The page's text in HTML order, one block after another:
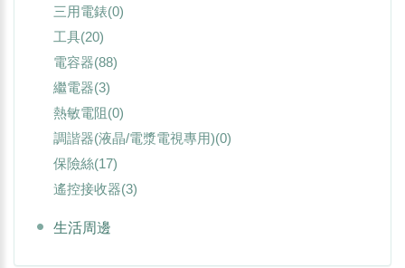
三用電錶(0)
工具(20)
電容器(88)
繼電器(3)
熱敏電阻(0)
調諧器(液晶/電漿電視專用)(0)
保險絲(17)
遙控接收器(3)
生活周邊